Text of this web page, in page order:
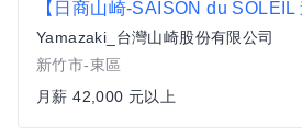
Yamazaki_台灣山崎股份有限公司
新竹市-東區
月薪 42,000 元以上